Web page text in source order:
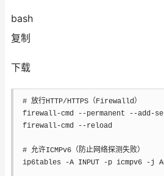
bash
复制
下载
# 放行HTTP/HTTPS（Firewalld）
firewall-cmd
--permanent --add-
firewall-cmd
--reload
# 允许ICMPv6（防止网络探测失败）
ip6tables
-A INPUT -p icmpv6 -j